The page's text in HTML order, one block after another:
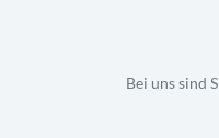
Bei uns sind